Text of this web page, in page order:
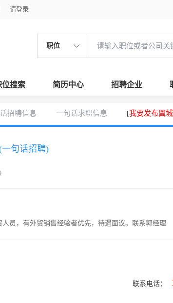
请登录
职位
位搜索 简历中心 招聘企业
招聘信息 一句话求职信息 [我要发布翼
一句话招聘)
员，有外贸销售经验者优先，待遇面议。联系郭经理
联系电话：